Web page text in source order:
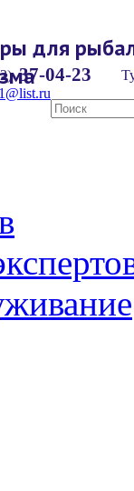
для
37-04-23